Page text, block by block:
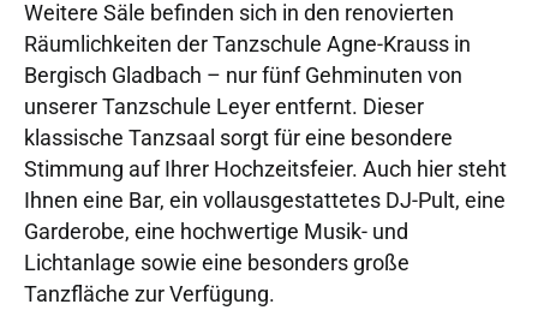
Weitere Säle befinden sich in den renovierten
Räumlichkeiten der Tanzschule Agne-Krauss in
Bergisch Gladbach – nur fünf Gehminuten von
unserer Tanzschule Leyer entfernt. Dieser
klassische Tanzsaal sorgt für eine besondere
Stimmung auf Ihrer Hochzeitsfeier. Auch hier steht
Ihnen eine Bar, ein vollausgestattetes DJ-Pult, eine
Garderobe, eine hochwertige Musik- und
Lichtanlage sowie eine besonders große
Tanzfläche zur Verfügung.